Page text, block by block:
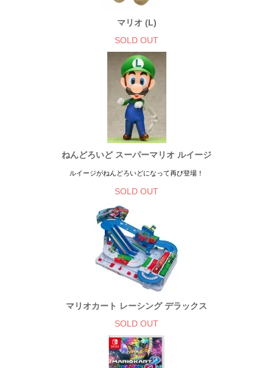
マリオ (L)
SOLD OUT
ねんどろいど スーパーマリオ ルイージ
ルイージがねんどろいどになって再び登場！
SOLD OUT
マリオカート レーシング デラックス
SOLD OUT